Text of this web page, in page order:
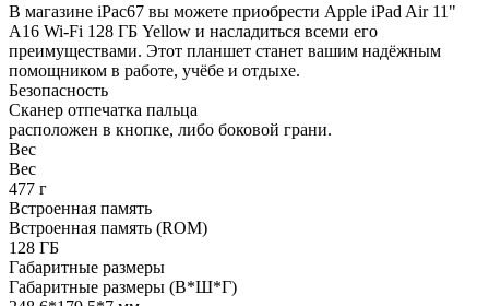
В магазине iPac67 вы можете приобрести Apple iPad Air 11"
A16 Wi-Fi 128 ГБ Yellow и насладиться всеми его
преимуществами. Этот планшет станет вашим надёжным
помощником в работе, учёбе и отдыхе.
Безопасность
Сканер отпечатка пальца
расположен в кнопке, либо боковой грани.
Вес
Вес
477 г
Встроенная память
Встроенная память (ROM)
128 ГБ
Габаритные размеры
Габаритные размеры (В*Ш*Г)